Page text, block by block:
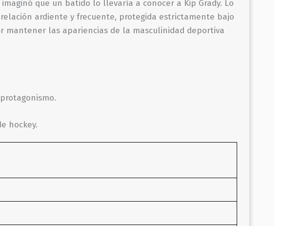
que un batido lo llevaría a conocer a Kip Grady. Lo
ardiente y frecuente, protegida estrictamente bajo
mantener las apariencias de la masculinidad deportiva
hockey.